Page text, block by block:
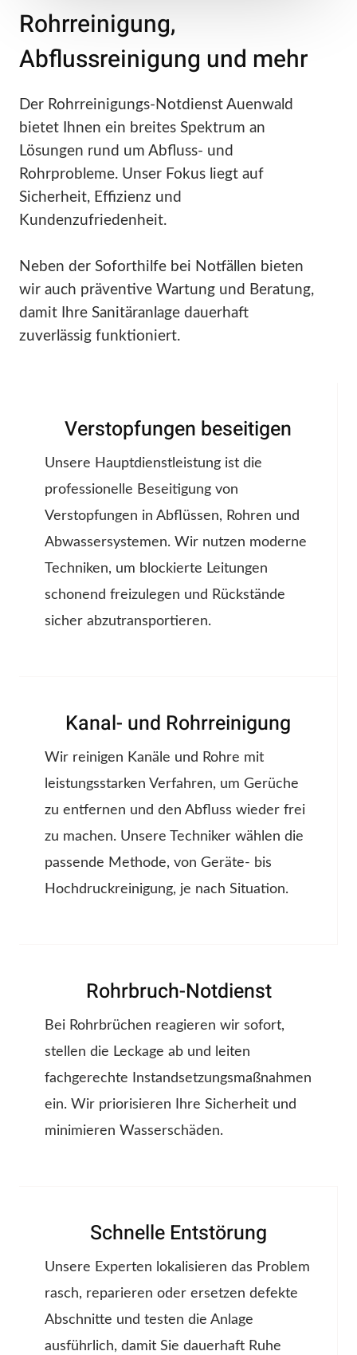
Rohrreinigung,
Abflussreinigung und mehr
Der Rohrreinigungs-Notdienst Auenwald
bietet Ihnen ein breites Spektrum an
Lösungen rund um Abfluss- und
Rohrprobleme. Unser Fokus liegt auf
Sicherheit, Effizienz und
Kundenzufriedenheit.
Neben der Soforthilfe bei Notfällen bieten
wir auch präventive Wartung und Beratung,
damit Ihre Sanitäranlage dauerhaft
zuverlässig funktioniert.
Verstopfungen beseitigen
Unsere Hauptdienstleistung ist die
professionelle Beseitigung von
Verstopfungen in Abflüssen, Rohren und
Abwassersystemen. Wir nutzen moderne
Techniken, um blockierte Leitungen
schonend freizulegen und Rückstände
sicher abzutransportieren.
Kanal- und Rohrreinigung
Wir reinigen Kanäle und Rohre mit
leistungsstarken Verfahren, um Gerüche
zu entfernen und den Abfluss wieder frei
zu machen. Unsere Techniker wählen die
passende Methode, von Geräte- bis
Hochdruckreinigung, je nach Situation.
Rohrbruch-Notdienst
Bei Rohrbrüchen reagieren wir sofort,
stellen die Leckage ab und leiten
fachgerechte Instandsetzungsmaßnahmen
ein. Wir priorisieren Ihre Sicherheit und
minimieren Wasserschäden.
Schnelle Entstörung
Unsere Experten lokalisieren das Problem
rasch, reparieren oder ersetzen defekte
Abschnitte und testen die Anlage
ausführlich, damit Sie dauerhaft Ruhe